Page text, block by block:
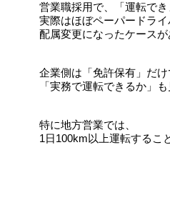
営業職採用で、「運転でき
実際はほぼペーパードライ
配属変更になったケースが
企業側は「免許保有」だけ
「実務で運転できるか」も
特に地方営業では、
1日100km以上運転するこ